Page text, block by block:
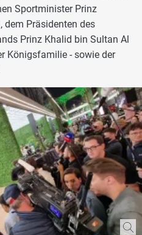
Sportminister Prinz
dem Präsidenten des
Prinz Khalid bin Sultan Al
Königsfamilie - sowie der